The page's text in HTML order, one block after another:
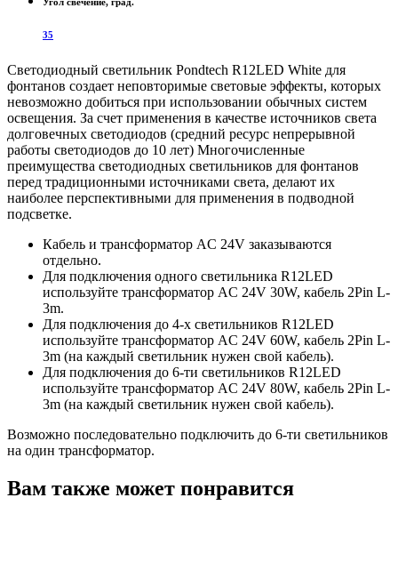
35
Светодиодный светильник Pondtech R12LED White для
фонтанов создает неповторимые световые эффекты, которых
невозможно добиться при использовании обычных систем
освещения. За счет применения в качестве источников света
долговечных светодиодов (средний ресурс непрерывной
работы светодиодов до 10 лет) Многочисленные
преимущества светодиодных светильников для фонтанов
перед традиционными источниками света, делают их
наиболее перспективными для применения в подводной
подсветке.
Кабель и трансформатор AC 24V заказываются
отдельно.
Для подключения одного светильника R12LED
используйте трансформатор AC 24V 30W, кабель 2Pin L-
3m.
Для подключения до 4-х светильников R12LED
используйте трансформатор AC 24V 60W, кабель 2Pin L-
3m (на каждый светильник нужен свой кабель).
Для подключения до 6-ти светильников R12LED
используйте трансформатор AC 24V 80W, кабель 2Pin L-
3m (на каждый светильник нужен свой кабель).
Возможно последовательно подключить до 6-ти светильников
на один трансформатор.
Вам также может понравится